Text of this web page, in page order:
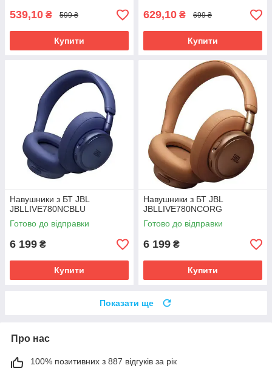
539,10 ₴ 599 ₴
Купити
629,10 ₴ 699 ₴
Купити
Навушники з БТ JBL
JBLLIVE780NCBLU
Готово до відправки
6 199 ₴
Купити
Навушники з БТ JBL
JBLLIVE780NCORG
Готово до відправки
6 199 ₴
Купити
Показати ще
Про нас
100% позитивних з 887 відгуків за рік